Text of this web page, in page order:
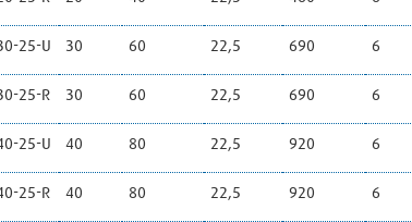
25-U 30 60 22,5 690 6
25-R 30 60 22,5 690 6
25-U 40 80 22,5 920 6
25-R 40 80 22,5 920 6